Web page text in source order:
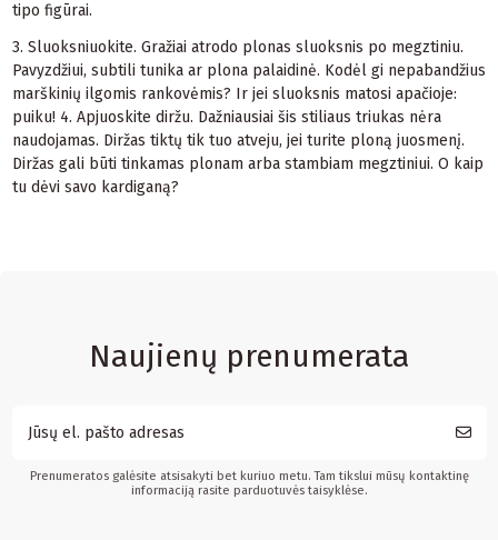
tipo figūrai.
3. Sluoksniuokite. Gražiai atrodo plonas sluoksnis po megztiniu.
Pavyzdžiui, subtili tunika ar plona palaidinė. Kodėl gi nepabandžius
marškinių ilgomis rankovėmis? Ir jei sluoksnis matosi apačioje:
puiku! 4. Apjuoskite diržu. Dažniausiai šis stiliaus triukas nėra
naudojamas. Diržas tiktų tik tuo atveju, jei turite ploną juosmenį.
Diržas gali būti tinkamas plonam arba stambiam megztiniui. O kaip
tu dėvi savo kardiganą?
Naujienų prenumerata
Prenumeratos galėsite atsisakyti bet kuriuo metu. Tam tikslui mūsų kontaktinę
informaciją rasite parduotuvės taisyklėse.